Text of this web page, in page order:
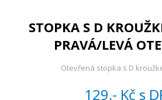
STOPKA S D
PRAVÁ/LEVÁ
Otevřená stopka s D
129,- Kč s